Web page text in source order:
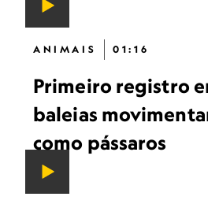
ANIMAIS 01:16
Primeiro registro
baleias
como pássaros